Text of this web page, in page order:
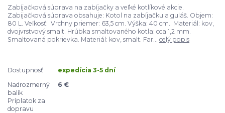
Zabíjačková súprava na zabíjačky a veľké kotlíkové akcie.
Zabijačková súprava obsahuje: Kotol na zabíjačku a guláš. Objem:
80 L. Veľkosť: Vrchny priemer: 63,5 cm. Výška: 40 cm. Materiál: kov,
dvojvrstvový smalt. Hrúbka smaltovaného kotla: cca 1,2 mm.
Smaltovaná pokrievka. Materiál: kov, smalt. Far... celý popis
Dostupnosť
expedícia 3-5 dní
Nadrozmerný
balík
Príplatok za
dopravu
6 €